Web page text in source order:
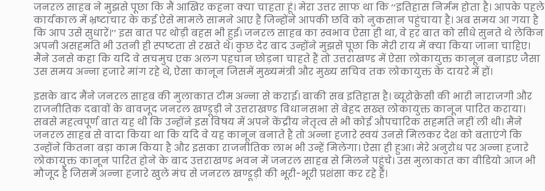
जनरल साहब ने मुझसे पूछा कि मैं आखिर कहना क्या चाहता हूं। मेरा उत्तर साफ था कि ‘‘इतिहास निर्मम होता है। आपके पहले
कार्यकाल में भ्रष्टाचार के कई ऐसे मामले सामने आए हैं जिन्होंने आपकी छवि को नुकसान पहुंचाया है। अब समय आ गया है
कि आप उसे सुधारें।’’ इस बात पर थोड़ी बहस भी हुई। जनरल साहब का स्वभाव ऐसा ही था, वे हर बात को सीधे सुनते थे लेकिन
अपनी असहमति भी उतनी ही स्पष्टता से रखते थे। कुछ देर बाद उन्होंने मुझसे पूछा कि मेरी राय में क्या किया जाना चाहिए।
मैंने उनसे कहा कि यदि वे सचमुच एक अलग पहचान छोड़ना चाहते हैं तो उत्तराखण्ड में ऐसा लोकायुक्त कानून बनाइए जैसा
उस समय अन्ना हजारे मांग रहे थे, ऐसा कानून जिसमें मुख्यमंत्री और मुख्य सचिव तक लोकायुक्त के दायरे में हों।
इसके बाद मैंने जनरल साहब की मुलाकात टीम अन्ना से कराई। बाकी सब इतिहास है। ब्यूरोक्रेसी की भारी नाराजगी और
राजनीतिक दबावों के बावजूद जनरल खण्डूड़ी ने उत्तराखण्ड विधानसभा से बेहद सख्त लोकायुक्त कानून पारित कराया।
सबसे महत्वपूर्ण बात यह थी कि उन्होंने इस विषय में अपने केंद्रीय नेतृत्व से भी कोई औपचारिक सहमति नहीं ली थी। मैंने
जनरल साहब से वादा किया था कि यदि वे यह कानून बनाते हैं तो अन्ना हजारे स्वयं उनसे मिलकर देश को बताएंगे कि
उन्होंने कितना बड़ा काम किया है और इसका राजनीतिक लाभ भी उन्हें मिलेगा। ऐसा ही हुआ। मेरे अनुरोध पर अन्ना हजारे
लोकायुक्त कानून पारित होने के बाद उत्तराखण्ड भवन में जनरल साहब से मिलने पहुंचे। उस मुलाकात का वीडियो आज भी
मौजूद है जिसमें अन्ना हजारे खुले मंच से जनरल खण्डूड़ी की भूरी-भूरी प्रशंसा कर रहे हैं।